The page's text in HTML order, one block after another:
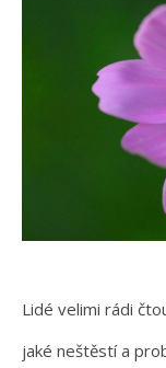
Lidé velimi rádi
jaké neštěstí a